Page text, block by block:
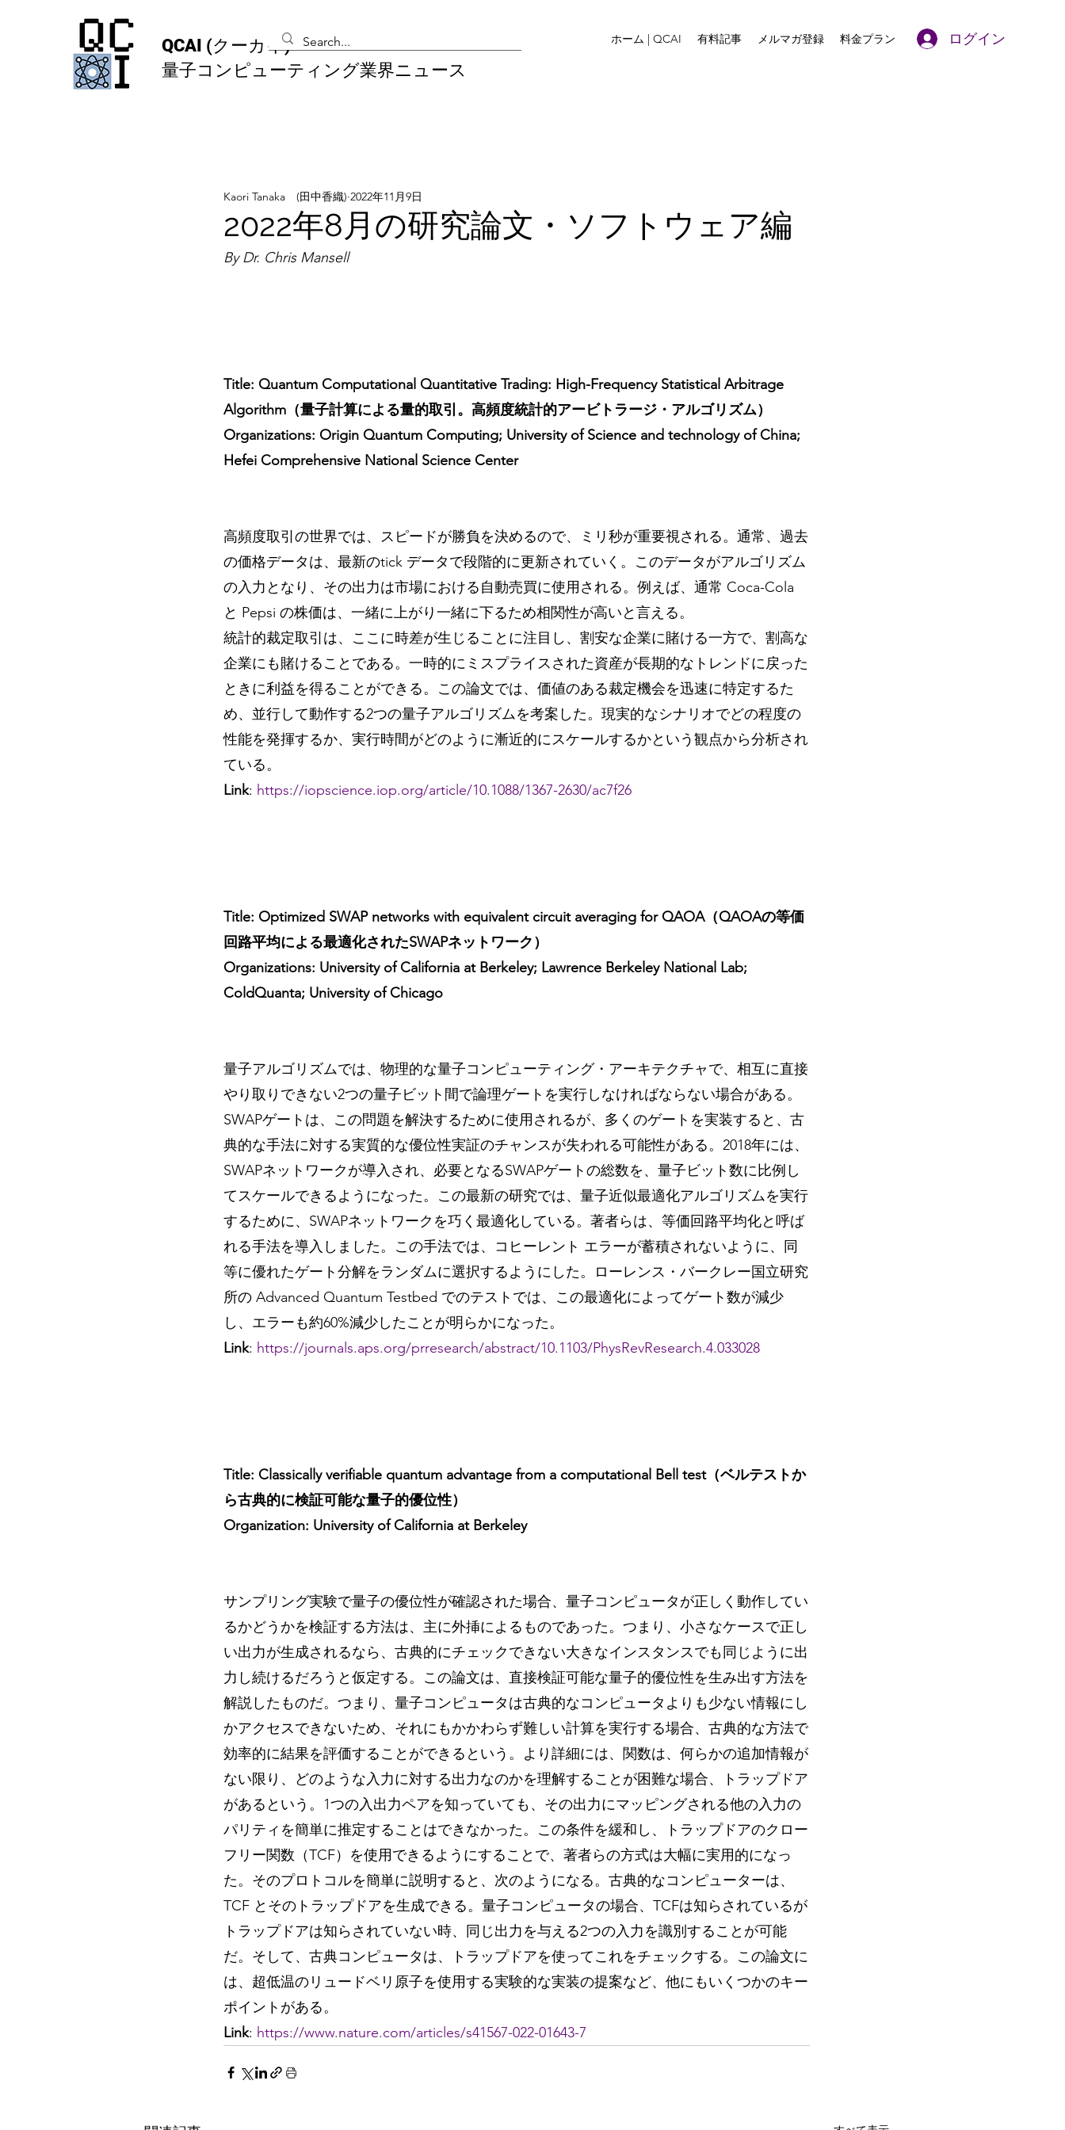
QCAI (クーカイ)
量子コンピューティング業界ニュース
ホーム | QCAI 有料記事 メルマガ登録 料金プラン ログイン
2022年8月の研究論文・ソフトウェア編
Kaori Tanaka (田中香織) 2022年11月9日
By Dr. Chris Mansell
Title: Quantum Computational Quantitative Trading: High-Frequency Statistical Arbitrage
Algorithm（量子計算による量的取引。高頻度統計的アービトラージ・アルゴリズム）
Organizations: Origin Quantum Computing; University of Science and technology of China;
Hefei Comprehensive National Science Center
高頻度取引の世界では、スピードが勝負を決めるので、ミリ秒が重要視される。通常、過去
の価格データは、最新のtick データで段階的に更新されていく。このデータがアルゴリズム
の入力となり、その出力は市場における自動売買に使用される。例えば、通常 Coca-Cola
と Pepsi の株価は、一緒に上がり一緒に下るため相関性が高いと言える。
統計的裁定取引は、ここに時差が生じることに注目し、割安な企業に賭ける一方で、割高な
企業にも賭けることである。一時的にミスプライスされた資産が長期的なトレンドに戻った
ときに利益を得ることができる。この論文では、価値のある裁定機会を迅速に特定するた
め、並行して動作する2つの量子アルゴリズムを考案した。現実的なシナリオでどの程度の
性能を発揮するか、実行時間がどのように漸近的にスケールするかという観点から分析され
ている。
Link: https://iopscience.iop.org/article/10.1088/1367-2630/ac7f26
Title: Optimized SWAP networks with equivalent circuit averaging for QAOA（QAOAの等価
回路平均による最適化されたSWAPネットワーク）
Organizations: University of California at Berkeley; Lawrence Berkeley National Lab;
ColdQuanta; University of Chicago
量子アルゴリズムでは、物理的な量子コンピューティング・アーキテクチャで、相互に直接
やり取りできない2つの量子ビット間で論理ゲートを実行しなければならない場合がある。
SWAPゲートは、この問題を解決するために使用されるが、多くのゲートを実装すると、古
典的な手法に対する実質的な優位性実証のチャンスが失われる可能性がある。2018年には、
SWAPネットワークが導入され、必要となるSWAPゲートの総数を、量子ビット数に比例し
てスケールできるようになった。この最新の研究では、量子近似最適化アルゴリズムを実行
するために、SWAPネットワークを巧く最適化している。著者らは、等価回路平均化と呼ば
れる手法を導入しました。この手法では、コヒーレント エラーが蓄積されないように、同
等に優れたゲート分解をランダムに選択するようにした。ローレンス・バークレー国立研究
所の Advanced Quantum Testbed でのテストでは、この最適化によってゲート数が減少
し、エラーも約60%減少したことが明らかになった。
Link: https://journals.aps.org/prresearch/abstract/10.1103/PhysRevResearch.4.033028
Title: Classically verifiable quantum advantage from a computational Bell test（ベルテストか
ら古典的に検証可能な量子的優位性）
Organization: University of California at Berkeley
サンプリング実験で量子の優位性が確認された場合、量子コンピュータが正しく動作してい
るかどうかを検証する方法は、主に外挿によるものであった。つまり、小さなケースで正し
い出力が生成されるなら、古典的にチェックできない大きなインスタンスでも同じように出
力し続けるだろうと仮定する。この論文は、直接検証可能な量子的優位性を生み出す方法を
解説したものだ。つまり、量子コンピュータは古典的なコンピュータよりも少ない情報にし
かアクセスできないため、それにもかかわらず難しい計算を実行する場合、古典的な方法で
効率的に結果を評価することができるという。より詳細には、関数は、何らかの追加情報が
ない限り、どのような入力に対する出力なのかを理解することが困難な場合、トラップドア
があるという。1つの入出力ペアを知っていても、その出力にマッピングされる他の入力の
パリティを簡単に推定することはできなかった。この条件を緩和し、トラップドアのクロー
フリー関数（TCF）を使用できるようにすることで、著者らの方式は大幅に実用的になっ
た。そのプロトコルを簡単に説明すると、次のようになる。古典的なコンピューターは、
TCF とそのトラップドアを生成できる。量子コンピュータの場合、TCFは知らされているが
トラップドアは知らされていない時、同じ出力を与える2つの入力を識別することが可能
だ。そして、古典コンピュータは、トラップドアを使ってこれをチェックする。この論文に
は、超低温のリュードベリ原子を使用する実験的な実装の提案など、他にもいくつかのキー
ポイントがある。
Link: https://www.nature.com/articles/s41567-022-01643-7